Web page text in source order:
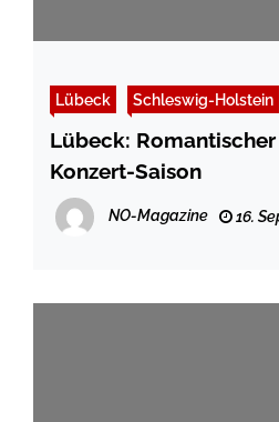
Lübeck Schleswig-Holstein
Lübeck:
Konzert-Saison
NO-Magazine 16.